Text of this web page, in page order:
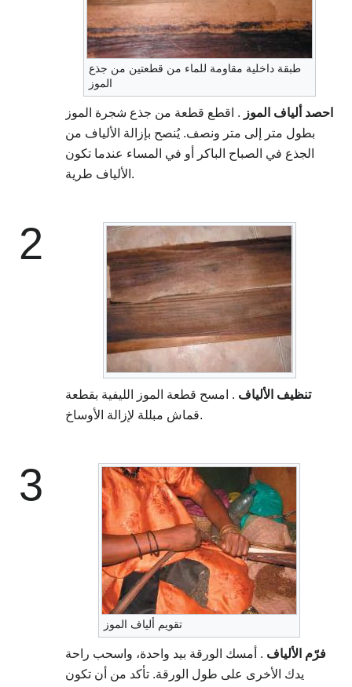
طبقة داخلية مقاومة للماء من قطعتين من جذع
الموز
احصد ألياف الموز . اقطع قطعة من جذع شجرة الموز
بطول متر إلى متر ونصف. يُنصح بإزالة الألياف من
الجذع في الصباح الباكر أو في المساء عندما تكون
الألياف طرية.
2
تنظيف الألياف . امسح قطعة الموز الليفية بقطعة
قماش مبللة لإزالة الأوساخ.
3
تقويم ألياف الموز
فرّم الألياف . أمسك الورقة بيد واحدة، واسحب راحة
يدك الأخرى على طول الورقة. تأكد من أن تكون